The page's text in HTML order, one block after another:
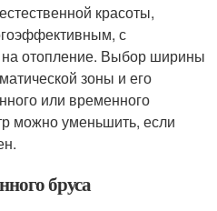
красоты,
с
отопление. Выбор ширины
зоны и его
или временного
можно уменьшить, если
бруса